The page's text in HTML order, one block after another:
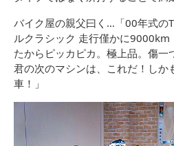
バイク屋の親父曰く…「00年式の
ルクラシック 走行僅かに9000km
たからピッカピカ。極上品。傷一
君の次のマシンは、これだ！しか
車！」